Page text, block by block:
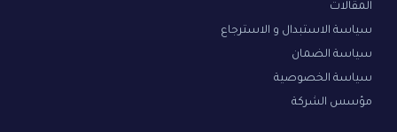
المقالات
سياسة الاستبدال و الاسترجاع
سياسة الضمان
سياسة الخصوصية
مؤسس الشركة